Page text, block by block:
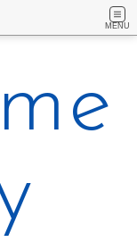
MENU